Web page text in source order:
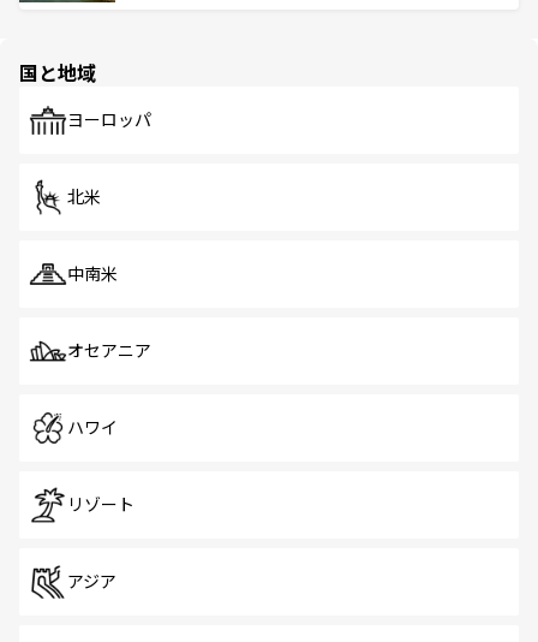
で、ホーカーズは地元の風情を楽しめる外せないスポット
国と地域
ヨーロッパ
北米
中南米
オセアニア
ハワイ
リゾート
アジア